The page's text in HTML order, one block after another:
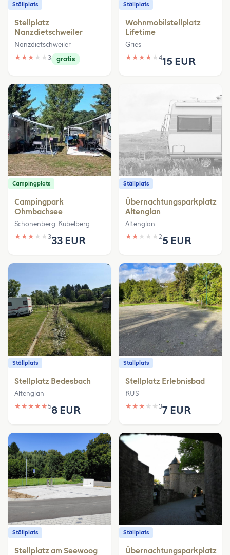
Ställplats
Stellplatz
Nanzdietschweiler
Nanzdietschweiler
★ ★ ★ ★ ★ 3 gratis
Ställplats
Wohnmobilstellplatz
Lifetime
Gries
★ ★ ★ ★ ★ 415 EUR
Campingplats
Campingpark
Ohmbachsee
Schönenberg-Kübelberg
★ ★ ★ ★ ★ 333 EUR
Ställplats
Übernachtungsparkplatz
Altenglan
Altenglan
★ ★ ★ ★ ★ 25 EUR
Ställplats
Stellplatz Bedesbach
Altenglan
★ ★ ★ ★ ★58 EUR
Ställplats
Stellplatz Erlebnisbad
KUS
★ ★ ★ ★ ★ 37 EUR
Ställplats
Stellplatz am Seewoog
Ställplats
Übernachtungsparkplatz